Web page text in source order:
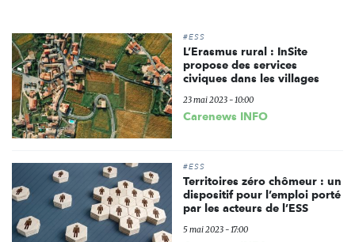
#ESS
L’Erasmus rural : InSite
propose des services
civiques dans les villages
23 mai 2023 - 10:00
Carenews INFO
#ESS
Territoires zéro chômeur : un
dispositif pour l’emploi porté
par les acteurs de l’ESS
5 mai 2023 - 17:00